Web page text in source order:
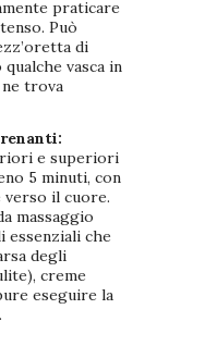
praticare
Può
di
vasca in
trova
e superiori
5 minuti, con
il cuore.
massaggio
essenziali che
degli
creme
eseguire la